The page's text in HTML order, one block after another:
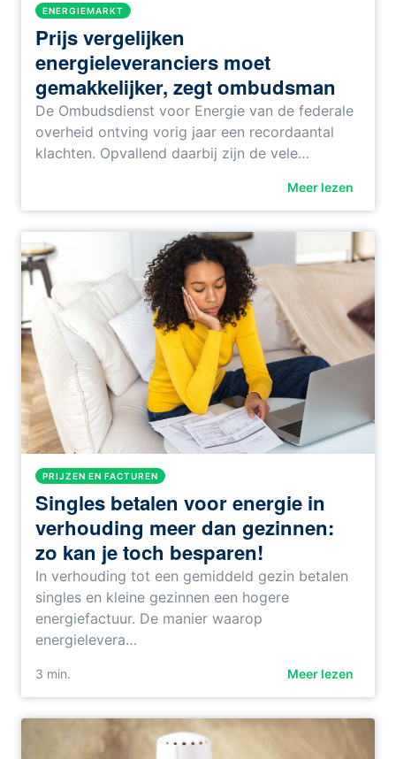
ENERGIEMARKT
Prijs vergelijken
energieleveranciers moet
gemakkelijker, zegt ombudsman
De Ombudsdienst voor Energie van de federale
overheid ontving vorig jaar een recordaantal
klachten. Opvallend daarbij zijn de vele…
Meer lezen
PRIJZEN EN FACTUREN
Singles betalen voor energie in
verhouding meer dan gezinnen:
zo kan je toch besparen!
In verhouding tot een gemiddeld gezin betalen
singles en kleine gezinnen een hogere
energiefactuur. De manier waarop
energielevera…
3 min. Meer lezen